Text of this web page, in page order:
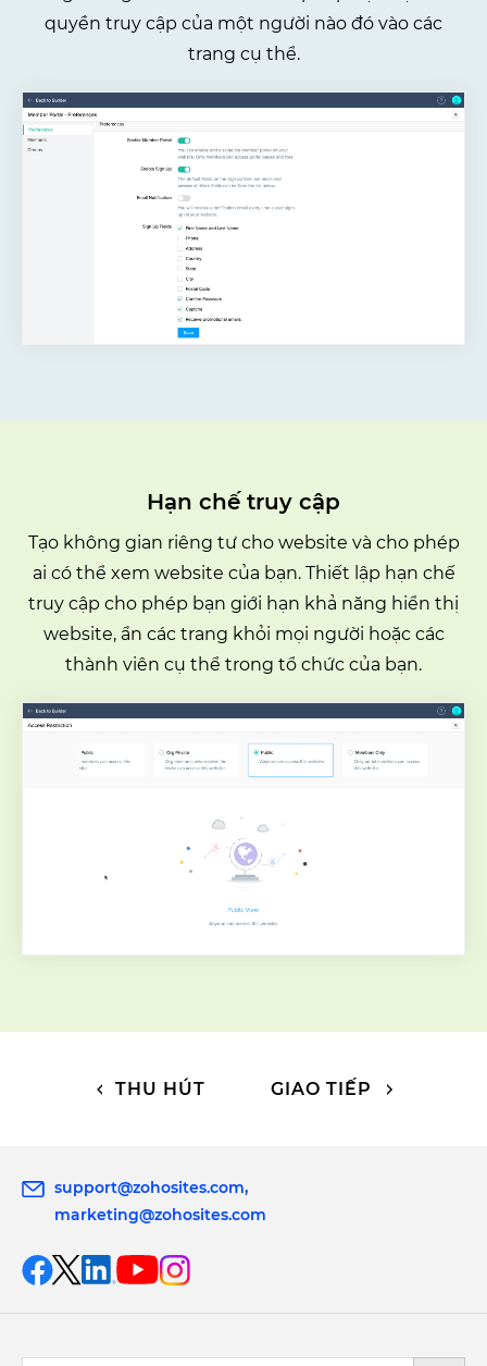
quyền truy cập của một người nào đó vào các
trang cụ thể.
Hạn chế truy cập
Tạo không gian riêng tư cho website và cho phép
ai có thể xem website của bạn. Thiết lập hạn chế
truy cập cho phép bạn giới hạn khả năng hiển thị
website, ẩn các trang khỏi mọi người hoặc các
thành viên cụ thể trong tổ chức của bạn.
THU HÚT GIAO TIẾP
support@zohosites.com
marketing@zohosites.com